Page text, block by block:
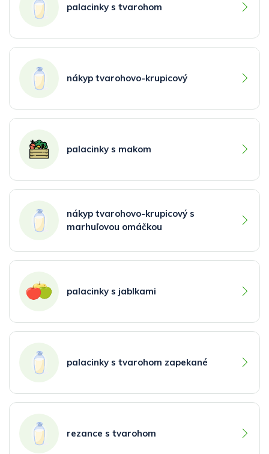
palacinky s tvarohom
nákyp tvarohovo-krupicový
palacinky s makom
nákyp tvarohovo-krupicový s
marhuľovou omáčkou
palacinky s jablkami
palacinky s tvarohom zapekané
rezance s tvarohom